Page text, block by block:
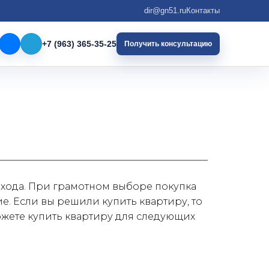
dir@gn51.ruКонтакты
+7 (963) 365-35-25 Получить консультацию
При грамотном выборе покупка
Если вы решили купить квартиру, то
купить квартиру для следующих